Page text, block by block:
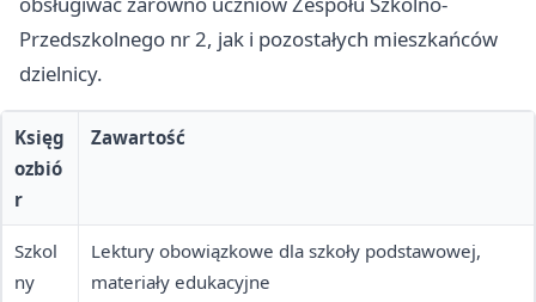
Przedszkolnego nr 2, jak i pozostałych mieszkańców
dzielnicy.
Księg
ozbió
r
Zawartość
Szkol
ny
Lektury obowiązkowe dla szkoły podstawowej,
materiały edukacyjne